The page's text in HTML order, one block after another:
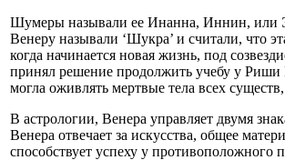
Шумеры называли ее Инанна, Иннин, или
Венеру называли ‘Шукра’ и считали, что
когда начинается новая жизнь, под
принял решение продолжить учебу у
могла оживлять мертвые тела всех
В астрологии, Венера управляет двумя
Венера отвечает за искусства, общее
способствует успеху у противоположного